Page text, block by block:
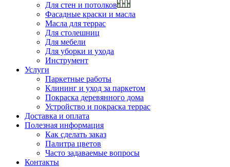
Для стен и потолков
Фасадные краски и масла
Масла для террас
Для столешниц
Для мебели
Для уборки и ухода
Инструмент
Услуги
Паркетные работы
Клининг и уход за паркетом
Покраска деревянного дома
Устройство и покраска террас
Доставка и оплата
Полезная информация
Как сделать заказ
Палитра цветов
Часто задаваемые вопросы
Контакты